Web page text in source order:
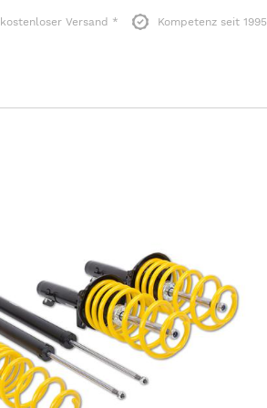
kostenloser Versand * Kompetenz seit 1995
Unlimited-Radsystem
SPUR­VER­BREITERUNG
Spurverbreiterungen